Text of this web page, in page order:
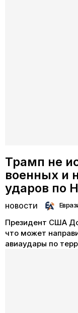
Трамп не
военных и
ударов по
НОВОСТИ
Президент США
что может
авиаудары по